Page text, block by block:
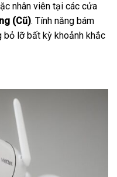
nhân viên tại các cửa
(Cũ). Tính năng bám
bỏ lỡ bất kỳ khoảnh khắc